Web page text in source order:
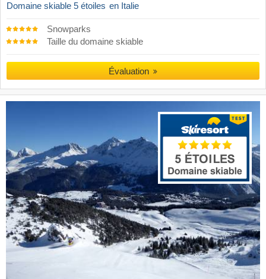
Domaine skiable 5 étoiles en Italie
Snowparks
Taille du domaine skiable
Évaluation